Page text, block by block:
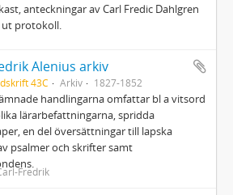
anteckningar av Carl Fredic Dahlgren
ut protokoll.
Alenius arkiv
43C Arkiv 1827-1852
handlingarna omfattar bl a vitsord
lärarbefattningarna, spridda
en del översättningar till lapska
psalmer och skrifter samt
Fredrik